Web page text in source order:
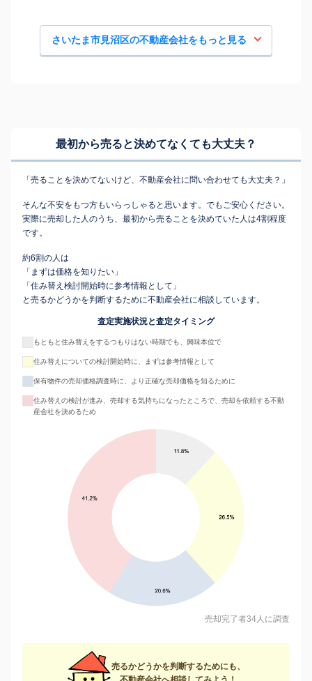
さいたま市見沼区の不動産会社をもっと見る
最初から売ると決めてなくても大丈夫？
「売ることを決めてないけど、不動産会社に問い合わせても大丈夫？」
そんな不安をもつ方もいらっしゃると思います。でもご安心ください。
実際に売却した人のうち、最初から売ることを決めていた人は4割程度
です。
約6割の人は
「まずは価格を知りたい」
「住み替え検討開始時に参考情報として」
と売るかどうかを判断するために不動産会社に相談しています。
査定実施状況と査定タイミング
もともと住み替えをするつもりはない時期でも、興味本位で
住み替えについての検討開始時に、まずは参考情報として
保有物件の売却価格調査時に、より正確な売却価格を知るために
住み替えの検討が進み、売却する気持ちになったところで、売却を依頼する不動
産会社を決めるため
売却完了者34人に調査
売るかどうかを判断するためにも、